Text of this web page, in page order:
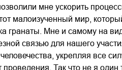
мне ускорить
малоизученный мир,
гранаты. Мне и самому на
связью для нашего
укрепляя все
Так что не я один